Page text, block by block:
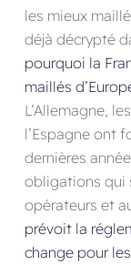
les mieux
déjà décrypté
pourquoi la
maillés
L’Allemagne,
l’Espagne ont
dernières
obligations qui
opérateurs et
prévoit la
change pour